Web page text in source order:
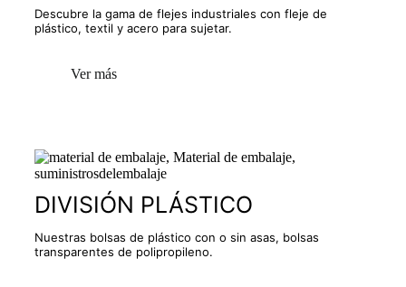
Descubre la gama de flejes industriales con fleje de
plástico, textil y acero para sujetar.
Ver más
DIVISIÓN PLÁSTICO
Nuestras bolsas de plástico con o sin asas, bolsas
transparentes de polipropileno.